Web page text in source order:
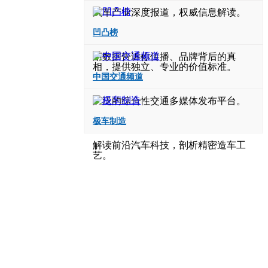
汽车产业深度报道，权威信息解读。
凹凸榜
用数据告诉你传播、品牌背后的真
相，提供独立、专业的价值标准。
中国交通频道
广泛的综合性交通多媒体发布平台。
极车制造
解读前沿汽车科技，剖析精密造车工
艺。